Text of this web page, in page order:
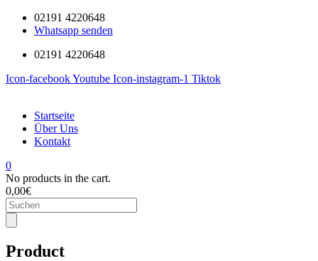
02191 4220648
Whatsapp senden
02191 4220648
Icon-facebookYoutube Icon-instagram-1 Tiktok
Startseite
Über Uns
Kontakt
0
No products in the cart.
0,00€
Products
search
Product